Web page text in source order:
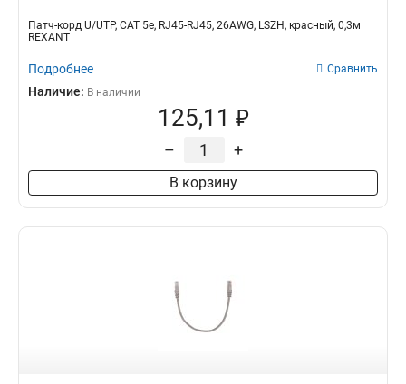
Патч-корд U/UTP, CAT 5e, RJ45-RJ45, 26AWG, LSZH, красный, 0,3м
REXANT
Подробнее Сравнить
Наличие: В наличии
125,11 ₽
– +
В корзину